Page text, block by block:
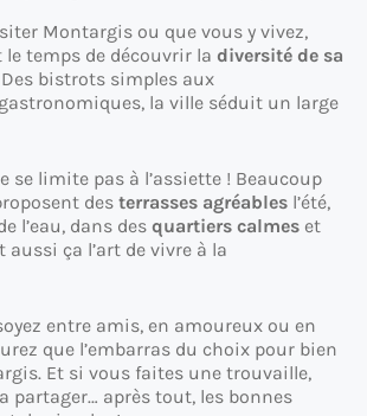
Montargis ou que vous y vivez,
temps de découvrir la diversité de sa
Des bistrots simples aux
la ville séduit un large
se limite pas à l’assiette ! Beaucoup
des terrasses agréables l’été,
l’eau, dans des quartiers calmes et
aussi ça l’art de vivre à la
entre amis, en amoureux ou en
que l’embarras du choix pour bien
Et si vous faites une trouvaille,
partager… après tout, les bonnes